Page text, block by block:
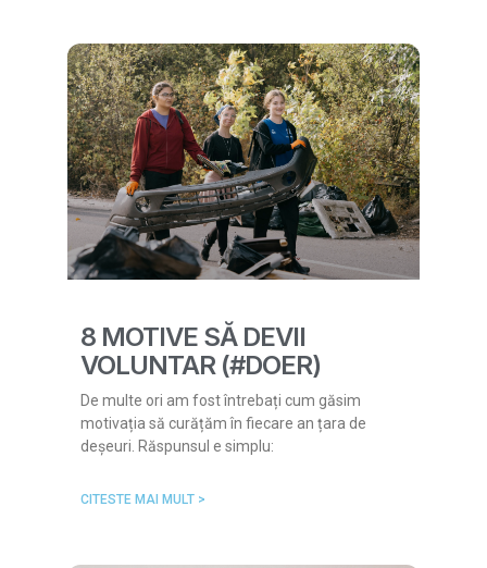
8 MOTIVE SĂ DEVII
VOLUNTAR (#DOER)
De multe ori am fost întrebați cum găsim
motivația să curățăm în fiecare an țara de
deșeuri. Răspunsul e simplu:
CITESTE MAI MULT >